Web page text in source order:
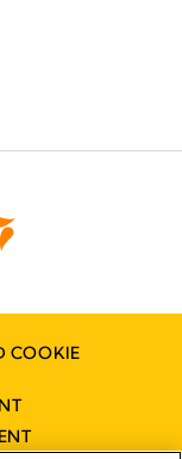
COOKIE